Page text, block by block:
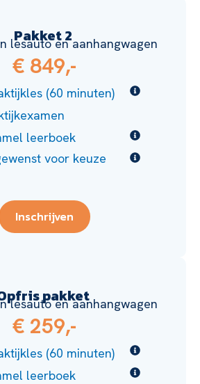
Pakket 2
lesauto en aanhangwagen
€ 849,-
(60 minuten)
leerboek
voor keuze
Inschrijven
pakket
lesauto en aanhangwagen
€ 259,-
(60 minuten)
leerboek